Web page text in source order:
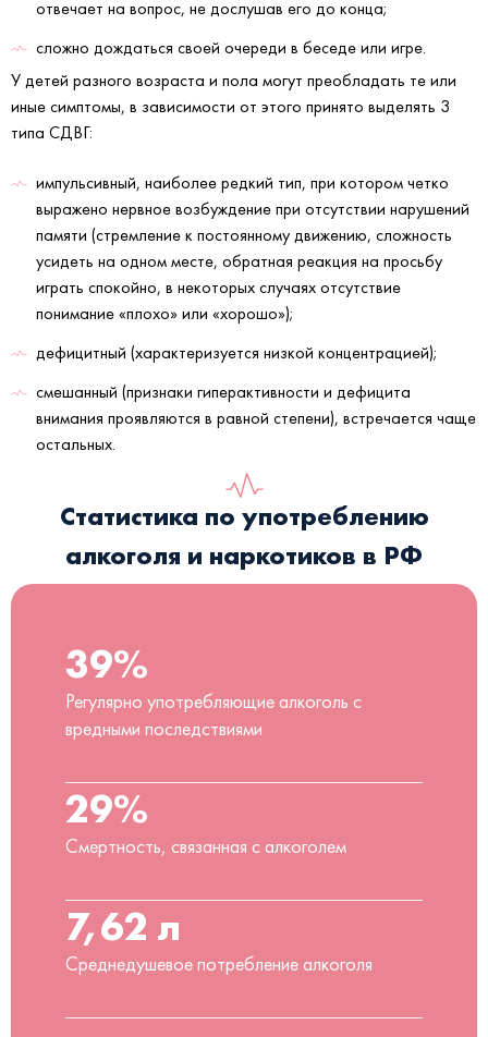
отвечает на вопрос, не дослушав его до конца;
сложно дождаться своей очереди в беседе или игре.
У детей разного возраста и пола могут преобладать те или
иные симптомы, в зависимости от этого принято выделять 3
типа СДВГ:
импульсивный, наиболее редкий тип, при котором четко
выражено нервное возбуждение при отсутствии нарушений
памяти (стремление к постоянному движению, сложность
усидеть на одном месте, обратная реакция на просьбу
играть спокойно, в некоторых случаях отсутствие
понимание «плохо» или «хорошо»);
дефицитный (характеризуется низкой концентрацией);
смешанный (признаки гиперактивности и дефицита
внимания проявляются в равной степени), встречается чаще
остальных.
Статистика по употреблению
алкоголя и наркотиков в РФ
39%
Регулярно употребляющие алкоголь с
вредными последствиями
29%
Смертность, связанная с алкоголем
7,62 л
Среднедушевое потребление алкоголя